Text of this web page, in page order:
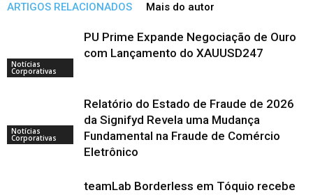
ARTIGOS RELACIONADOS Mais do autor
Notícias
Corporativas
PU Prime Expande Negociação de Ouro
com Lançamento do XAUUSD247
Notícias
Corporativas
Relatório do Estado de Fraude de 2026
da Signifyd Revela uma Mudança
Fundamental na Fraude de Comércio
Eletrônico
teamLab Borderless em Tóquio recebe